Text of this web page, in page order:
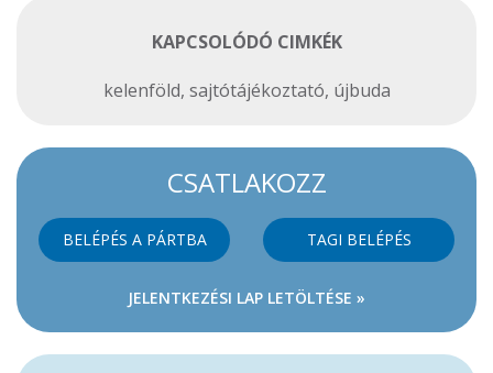
KAPCSOLÓDÓ CIMKÉK
kelenföld, sajtótájékoztató, újbuda
CSATLAKOZZ
BELÉPÉS A PÁRTBA TAGI BELÉPÉS
JELENTKEZÉSI LAP LETÖLTÉSE »